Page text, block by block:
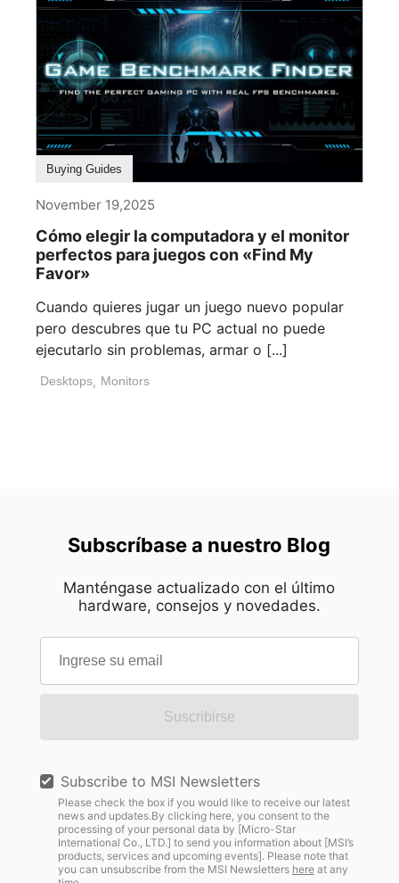
Buying Guides
November 19,2025
Cómo elegir la computadora y el monitor
perfectos para juegos con «Find My
Favor»
Cuando quieres jugar un juego nuevo popular
pero descubres que tu PC actual no puede
ejecutarlo sin problemas, armar o [...]
Desktops, Monitors
Subscríbase a nuestro Blog
Manténgase actualizado con el último
hardware, consejos y novedades.
Suscribirse
Subscribe to MSI Newsletters
Please check the box if you would like to receive our latest
news and updates.By clicking here, you consent to the
processing of your personal data by [Micro-Star
International Co., LTD.] to send you information about [MSI’s
products, services and upcoming events]. Please note that
you can unsubscribe from the MSI Newsletters hereat any